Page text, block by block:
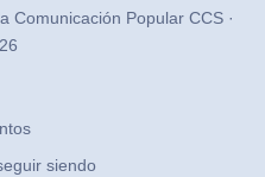
Comunicación Popular CCS ·
siendo